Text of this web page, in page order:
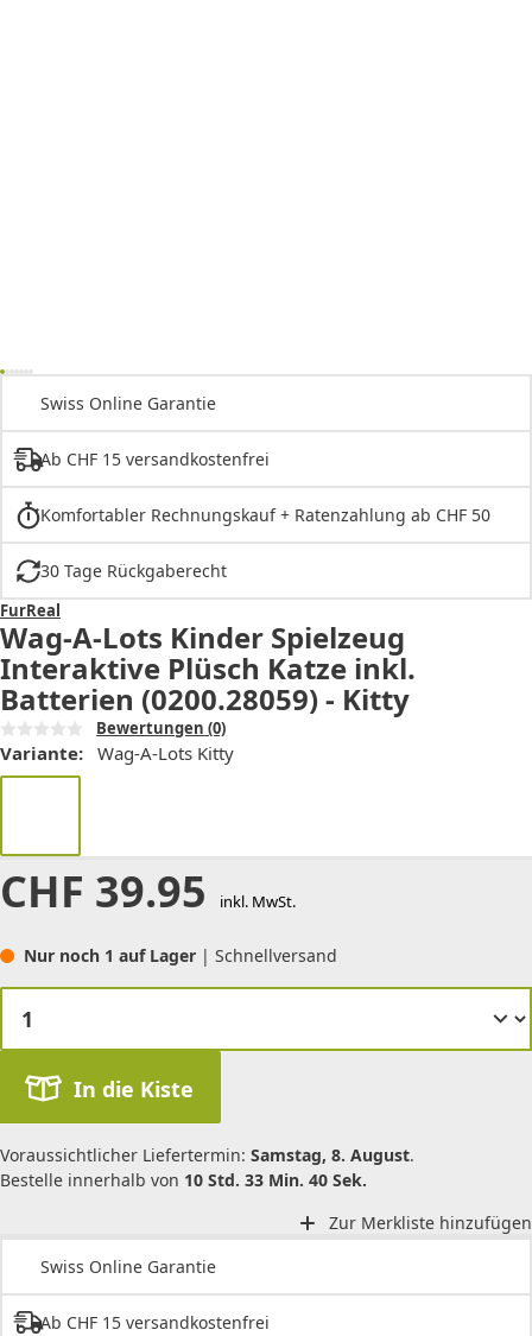
Swiss Online Garantie
Ab CHF 15 versandkostenfrei
Komfortabler Rechnungskauf + Ratenzahlung ab CHF 50
30 Tage Rückgaberecht
FurReal
Wag-A-Lots Kinder Spielzeug
Interaktive Plüsch Katze inkl.
Batterien (0200.28059) - Kitty
Bewertungen (0)
Variante: Wag-A-Lots Kitty
CHF 39.95 inkl. MwSt.
Nur noch 1 auf Lager | Schnellversand
In die Kiste
Voraussichtlicher Liefertermin: Samstag, 8. August.
Bestelle innerhalb von 10 Std. 33 Min. 40 Sek.
Zur Merkliste hinzufügen
Swiss Online Garantie
Ab CHF 15 versandkostenfrei